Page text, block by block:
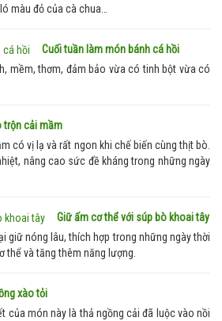
màu đỏ của cà chua…
Cuối tuần làm món bánh cá hồi
mềm, thơm, đảm bảo vừa có tinh bột vừa có
trộn cải mầm
có vị lạ và rất ngon khi chế biến cùng thịt bò.
nâng cao sức đề kháng trong những ngày
Giữ ấm cơ thể với súp bò khoai tây
giữ nóng lâu, thích hợp trong những ngày thời
thể và tăng thêm năng lượng.
xào tỏi
của món này là thả ngồng cải đã luộc vào nồi